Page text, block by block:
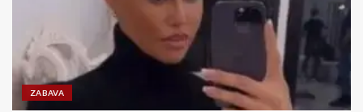
PANIKA OKO SINERA: Najbolji
teniser sveta završio na
pregledima, poznato šta se
ZABAVA